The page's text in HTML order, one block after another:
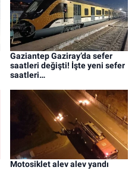
Gaziantep Gaziray’da sefer
saatleri değişti! İşte yeni sefer
saatleri…
Motosiklet alev alev yandı